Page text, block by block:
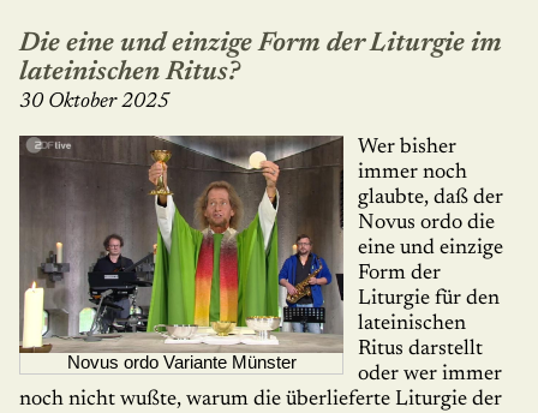
Die eine und einzige Form der Liturgie im
lateinischen Ritus?
30 Oktober 2025
Novus ordo Variante Münster
Wer bisher
immer noch
glaubte, daß der
Novus ordo die
eine und einzige
Form der
Liturgie für den
lateini­schen
Ritus darstellt
oder wer immer
noch nicht wußte, warum die überlieferte Liturgie der